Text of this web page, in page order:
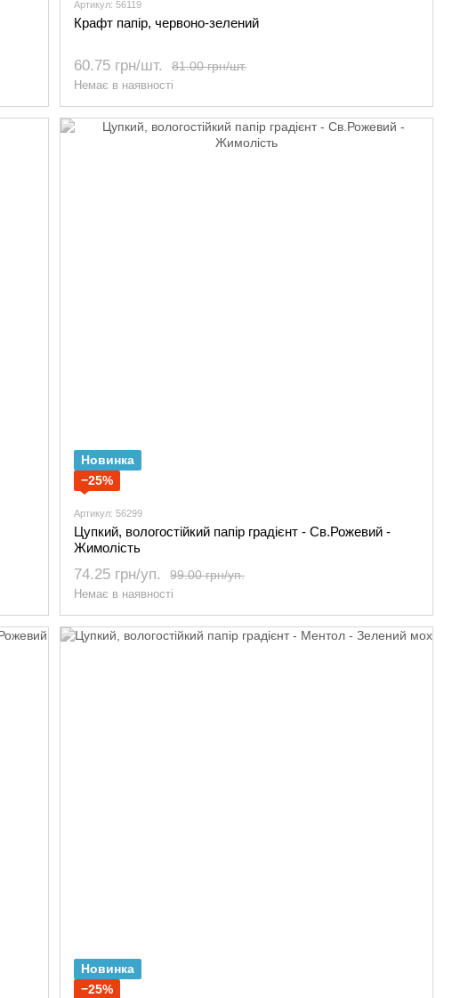
Артикул: 56119
Крафт папір, червоно-зелений
81.00 грн/шт.
60.75 грн/шт.
Немає в наявності
Новинка
−25%
Артикул: 56299
Цупкий, вологостійкий папір градієнт - Св.Рожевий -
Жимолість
99.00 грн/уп.
74.25 грн/уп.
Немає в наявності
Новинка
−25%